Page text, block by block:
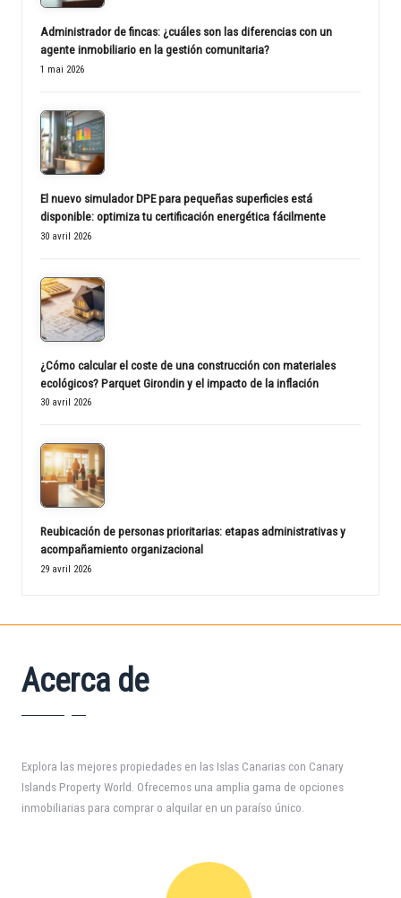
Administrador de fincas: ¿cuáles son las diferencias con un
agente inmobiliario en la gestión comunitaria?
1 mai 2026
El nuevo simulador DPE para pequeñas superficies está
disponible: optimiza tu certificación energética fácilmente
30 avril 2026
¿Cómo calcular el coste de una construcción con materiales
ecológicos? Parquet Girondin y el impacto de la inflación
30 avril 2026
Reubicación de personas prioritarias: etapas administrativas y
acompañamiento organizacional
29 avril 2026
Acerca de
Explora las mejores propiedades en las Islas Canarias con Canary
Islands Property World. Ofrecemos una amplia gama de opciones
inmobiliarias para comprar o alquilar en un paraíso único.